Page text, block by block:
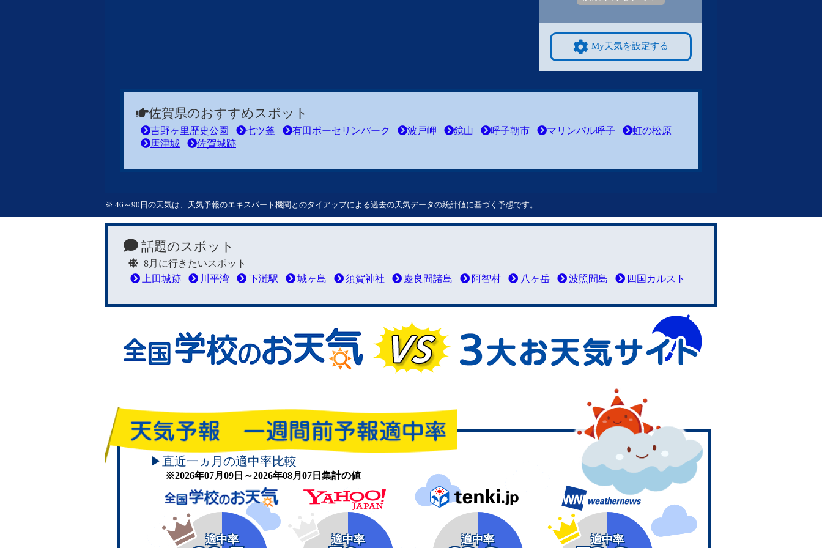
My天気を設定する
佐賀県のおすすめスポット
吉野ヶ里歴史公園 七ツ釜 有田ポーセリンパーク 波戸岬 鏡山 呼子朝市 マリンパル呼子
虹の松原
唐津城
佐賀城跡
※ 46～90日の天気は、天気予報のエキスパート機関とのタイアップによる過去の天気データの統計値に基づく予想です。
話題のスポット
8月に行きたいスポット
上田城跡
川平湾 下灘駅 城ヶ島 須賀神社 慶良間諸島 阿智村 八ヶ岳 波照間島 四国カルスト
▶直近一ヵ月の適中率比較
※2026年07月09日～2026年08月07日集計の値
適中率 適中率 適中率 適中率